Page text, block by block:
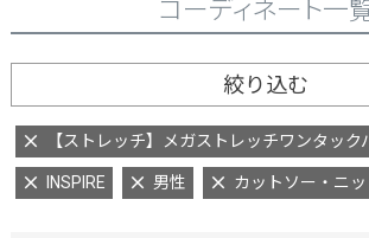
コーディネート一
絞り込む
【ストレッチ】メガストレッチワンタック
INSPIRE 男性 カットソー・ニッ